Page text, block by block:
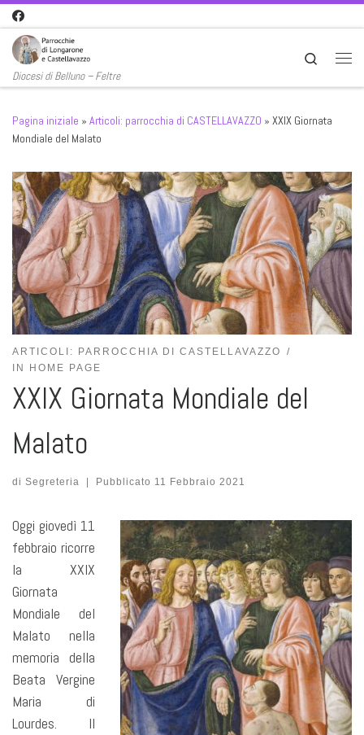
Passa al contenuto
Diocesi di Belluno – Feltre
Search
Pagina iniziale » Articoli: parrocchia di CASTELLAVAZZO » XXIX Giornata
Mondiale del Malato
ARTICOLI: PARROCCHIA DI CASTELLAVAZZO
IN HOME PAGE
XXIX Giornata Mondiale del
Malato
di Segreteria Pubblicato 11 Febbraio 2021
Oggi giovedì 11
febbraio ricorre
la XXIX
Giornata
Mondiale del
Malato nella
memoria della
Beata Vergine
Maria di
Lourdes. Il